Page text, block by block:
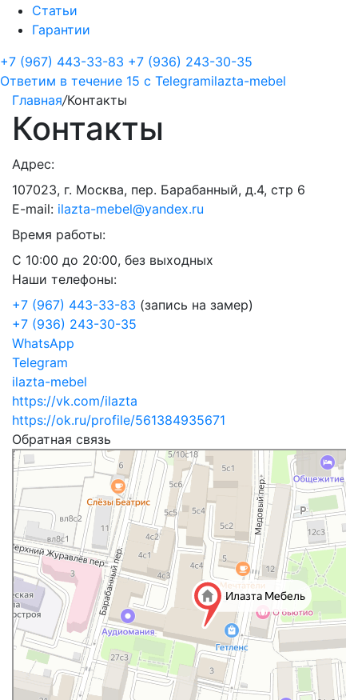
Статьи
Гарантии
+7 (967) 443-33-83 +7 (936) 243-30-35
Ответим в течение 15 с Telegramilazta-mebel
Главная/Контакты
Контакты
Адрес:
107023, г. Москва, пер. Барабанный, д.4, стр 6
E-mail: ilazta-mebel@yandex.ru
Время работы:
С 10:00 до 20:00, без выходных
Наши телефоны:
+7 (967) 443-33-83 (запись на замер)
+7 (936) 243-30-35
WhatsApp
Telegram
ilazta-mebel
https://vk.com/ilazta
https://ok.ru/profile/561384935671
Обратная связь